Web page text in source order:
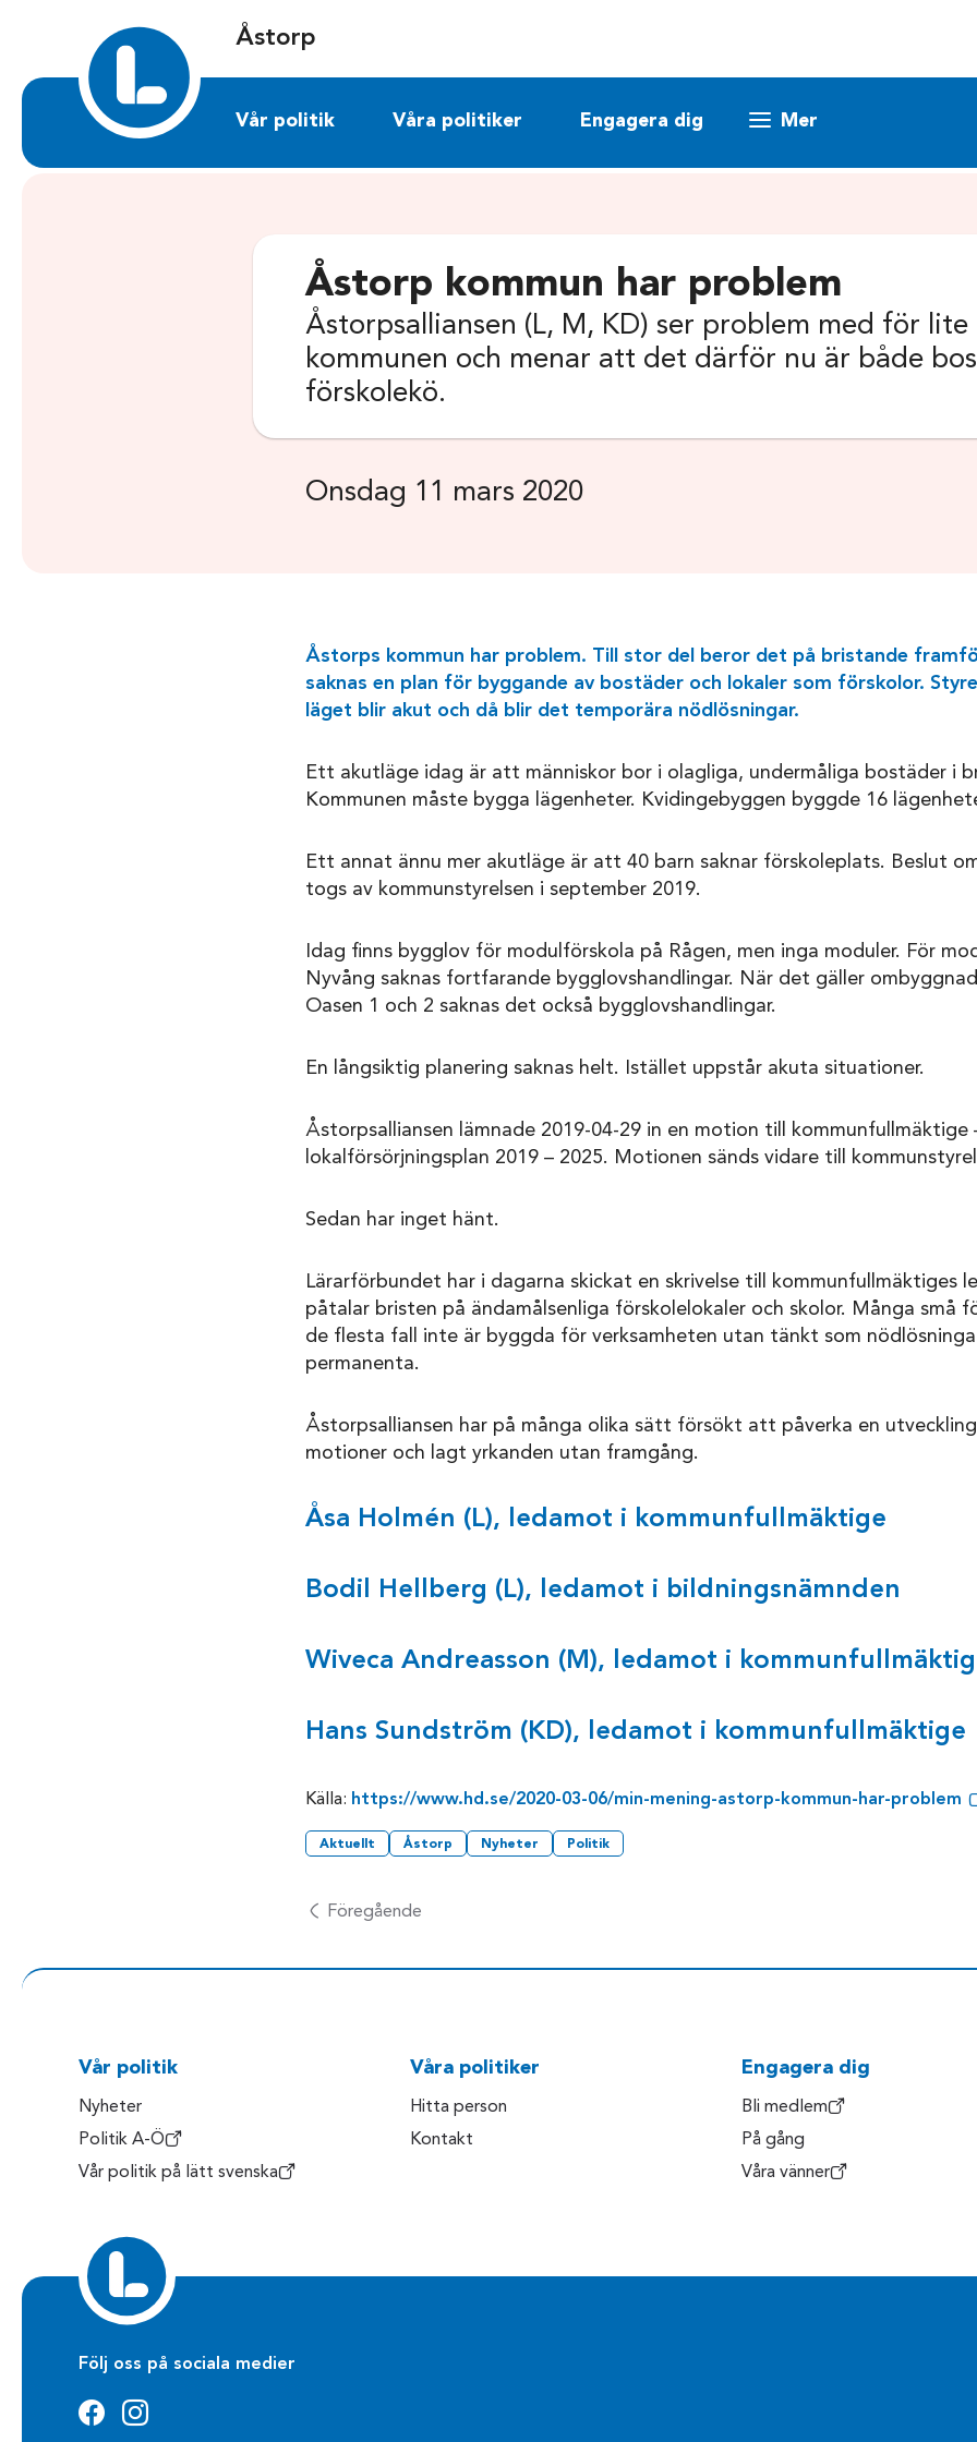
Åstorp
Vår politik Våra politiker Engagera dig Mer
Åstorp kommun har problem
Åstorpsalliansen (L, M, KD) ser problem med för
kommunen och menar att det därför nu är både
förskolekö.
Onsdag 11 mars 2020
Åstorps kommun har problem. Till stor del beror det på bristande
saknas en plan för byggande av bostäder och lokaler som förskolor.
läget blir akut och då blir det temporära nödlösningar.
Ett akutläge idag är att människor bor i olagliga, undermåliga bostäder i
Kommunen måste bygga lägenheter. Kvidingebyggen byggde 16
Ett annat ännu mer akutläge är att 40 barn saknar förskoleplats. Beslut
togs av kommunstyrelsen i september 2019.
Idag finns bygglov för modulförskola på Rågen, men inga moduler. För
Nyvång saknas fortfarande bygglovshandlingar. När det gäller
Oasen 1 och 2 saknas det också bygglovshandlingar.
En långsiktig planering saknas helt. Istället uppstår akuta situationer.
Åstorpsalliansen lämnade 2019-04-29 in en motion till kommunfullmäktige
lokalförsörjningsplan 2019 – 2025. Motionen sänds vidare till
Sedan har inget hänt.
Lärarförbundet har i dagarna skickat en skrivelse till kommunfullmäktiges
påtalar bristen på ändamålsenliga förskolelokaler och skolor. Många små
de flesta fall inte är byggda för verksamheten utan tänkt som
permanenta.
Åstorpsalliansen har på många olika sätt försökt att påverka en
motioner och lagt yrkanden utan framgång.
Åsa Holmén (L), ledamot i kommunfullmäktige
Bodil Hellberg (L), ledamot i bildningsnämnden
Wiveca Andreasson (M), ledamot i
Hans Sundström (KD), ledamot i kommunfullmäktige
Källa: https://www.hd.se/2020-03-06/min-mening-astorp-kommun-har-problem
Aktuellt Åstorp Nyheter Politik
Föregående
Vår politik
Nyheter
Politik A-Ö
Vår politik på lätt svenska
Våra politiker
Hitta person
Kontakt
Engagera dig
Bli medlem
På gång
Våra vänner
Följ oss på sociala medier